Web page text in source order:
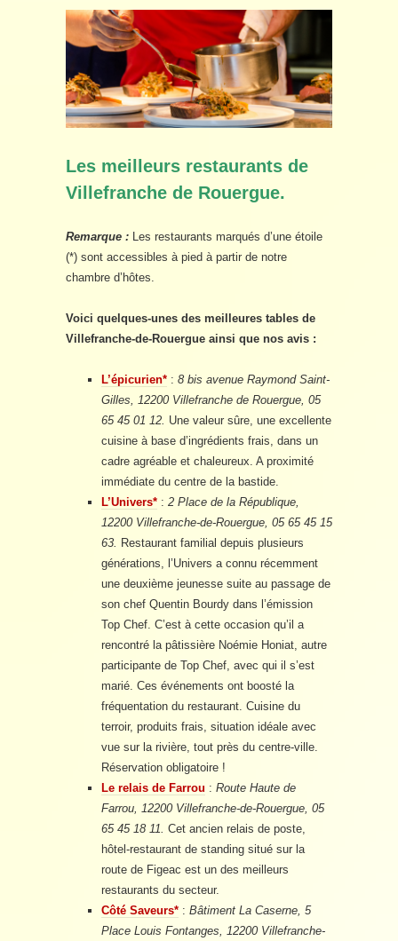
Les meilleurs restaurants de
Villefranche de Rouergue.
Remarque : Les restaurants marqués d’une étoile
(*) sont accessibles à pied à partir de notre
chambre d’hôtes.
Voici quelques-unes des meilleures tables de
Villefranche-de-Rouergue ainsi que nos avis :
L’épicurien* : 8 bis avenue Raymond Saint-
Gilles, 12200 Villefranche de Rouergue, 05
65 45 01 12. Une valeur sûre, une excellente
cuisine à base d’ingrédients frais, dans un
cadre agréable et chaleureux. A proximité
immédiate du centre de la bastide.
L’Univers* : 2 Place de la République,
12200 Villefranche-de-Rouergue, 05 65 45 15
63. Restaurant familial depuis plusieurs
générations, l’Univers a connu récemment
une deuxième jeunesse suite au passage de
son chef Quentin Bourdy dans l’émission
Top Chef. C’est à cette occasion qu’il a
rencontré la pâtissière Noémie Honiat, autre
participante de Top Chef, avec qui il s’est
marié. Ces événements ont boosté la
fréquentation du restaurant. Cuisine du
terroir, produits frais, situation idéale avec
vue sur la rivière, tout près du centre-ville.
Réservation obligatoire !
Le relais de Farrou : Route Haute de
Farrou, 12200 Villefranche-de-Rouergue, 05
65 45 18 11. Cet ancien relais de poste,
hôtel-restaurant de standing situé sur la
route de Figeac est un des meilleurs
restaurants du secteur.
Côté Saveurs* : Bâtiment La Caserne, 5
Place Louis Fontanges, 12200 Villefranche-